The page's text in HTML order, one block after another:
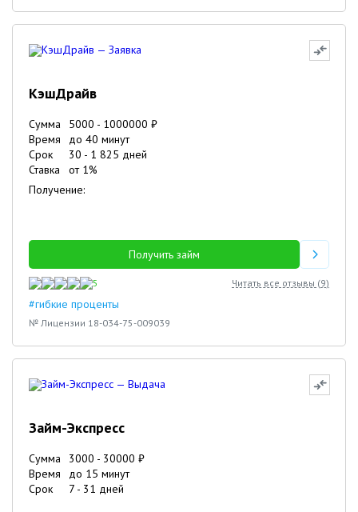
КэшДрайв
Сумма 5000 - 1000000 ₽
Время
до 40 минут
Срок
30 - 1 825 дней
Ставка
от 1%
Получение:
Получить займ
5 Читать все отзывы (9)
#гибкие проценты
№ Лицензии 18-034-75-009039
Займ-Экспресс
Сумма 3000 - 30000 ₽
Время
до 15 минут
Срок
7 - 31 дней